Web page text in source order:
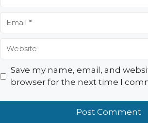
Email
Website
Save my name, email, and
browser for the next time I